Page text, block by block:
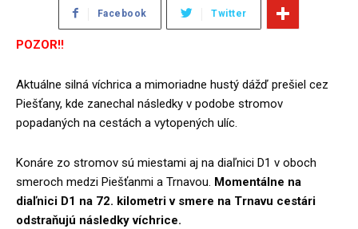
Facebook Twitter
POZOR!!
Aktuálne silná víchrica a mimoriadne hustý dážď prešiel cez
Piešťany, kde zanechal následky v podobe stromov
popadaných na cestách a vytopených ulíc.
Konáre zo stromov sú miestami aj na diaľnici D1 v oboch
smeroch medzi Piešťanmi a Trnavou. Momentálne na
diaľnici D1 na 72. kilometri v smere na Trnavu cestári
odstraňujú následky víchrice.